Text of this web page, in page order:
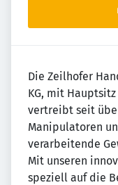
Die Zeilhofer
KG, mit
vertreibt seit
Manipulatoren
verarbeitende
Mit unseren
speziell auf die